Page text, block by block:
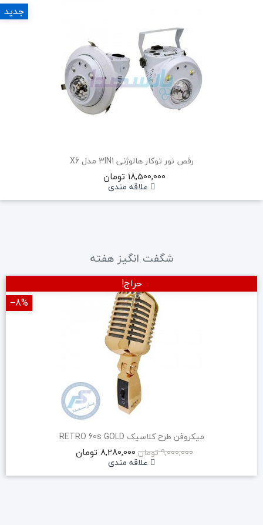
رقص نور توکار هالوژنی 3IN1 مدل X6
18,500,000 تومان
علاقه مندی
جدید
شگفت انگیز هفته
میکروفن طرح کلاسیک RETRO 60s GOLD
9,000,000 تومان
8,280,000 تومان
علاقه مندی
حراج!
‎−8%